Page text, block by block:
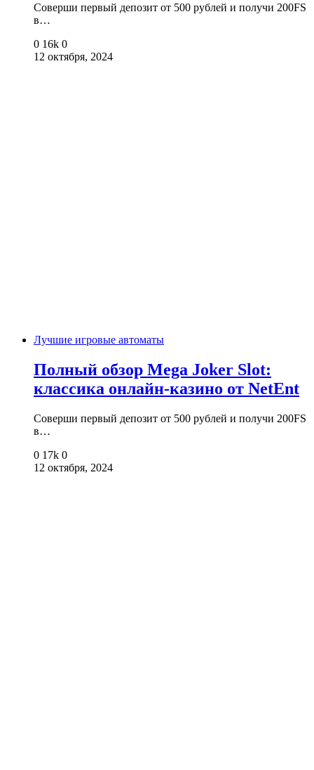
Соверши первый депозит от 500 рублей и получи 200FS
в…
0 16k 0
12 октября, 2024
Лучшие игровые автоматы
Полный обзор Mega Joker Slot:
классика онлайн-казино от NetEnt
Соверши первый депозит от 500 рублей и получи 200FS
в…
0 17k 0
12 октября, 2024